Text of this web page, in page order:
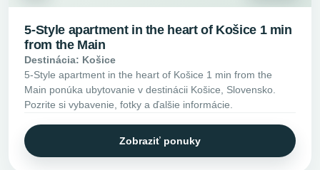
5-Style apartment in the heart of Košice 1 min
from the Main
Destinácia: Košice
5-Style apartment in the heart of Košice 1 min from the
Main ponúka ubytovanie v destinácii Košice, Slovensko.
Pozrite si vybavenie, fotky a ďalšie informácie.
Zobraziť ponuky